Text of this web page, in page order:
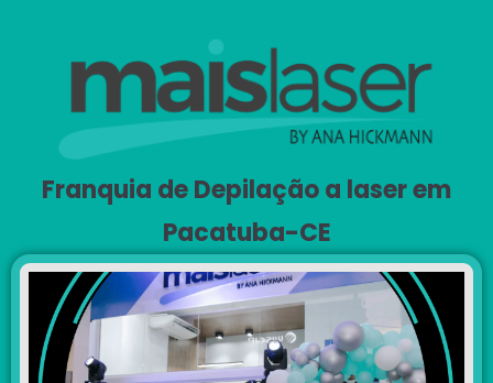
Franquia de Depilação a laser em
Pacatuba-CE